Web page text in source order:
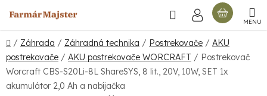
na
obsah
Hľadať
Domov
/ Záhrada / Záhradná technika / Postrekovače / AKU
postrekovače / AKU postrekovače WORCRAFT / Postrekovač
Worcraft CBS-S20Li-8L ShareSYS, 8 lit., 20V, 10W, SET 1x
akumulátor 2,0 Ah a nabíjačka